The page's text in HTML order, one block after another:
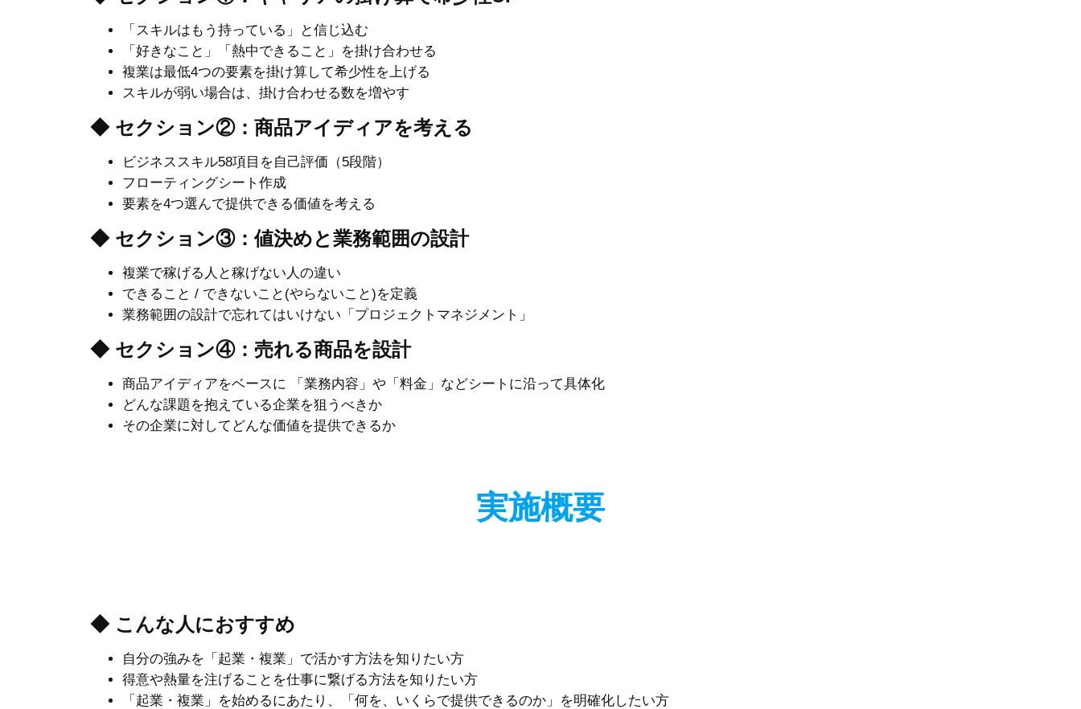
「スキルはもう持っている」と信じ込む
「好きなこと」「熱中できること」を掛け合わせる
複業は最低4つの要素を掛け算して希少性を上げる
スキルが弱い場合は、掛け合わせる数を増やす
◆ セクション②：商品アイディアを考える
ビジネススキル58項目を自己評価（5段階）
フローティングシート作成
要素を4つ選んで提供できる価値を考える
◆ セクション③：値決めと業務範囲の設計
複業で稼げる人と稼げない人の違い
できること / できないこと(やらないこと)を定義
業務範囲の設計で忘れてはいけない「プロジェクトマネジメント」
◆ セクション④：売れる商品を設計
商品アイディアをベースに 「業務内容」や「料金」などシートに沿って具体化
どんな課題を抱えている企業を狙うべきか
その企業に対してどんな価値を提供できるか
実施概要
◆ こんな人におすすめ
自分の強みを「起業・複業」で活かす方法を知りたい方
得意や熱量を注げることを仕事に繋げる方法を知りたい方
「起業・複業」を始めるにあたり、「何を、いくらで提供できるのか」を明確化したい方